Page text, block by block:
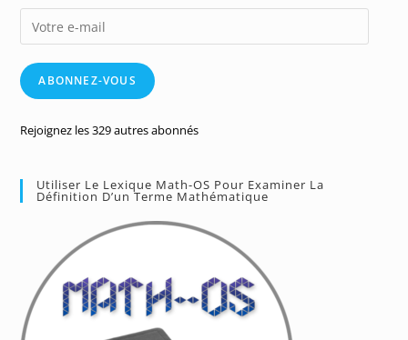
Votre
e-
mailABONNEZ-VOUS
Rejoignez les 329 autres abonnés
Utiliser Le Lexique Math-OS Pour Examiner La
Définition D’un Terme Mathématique